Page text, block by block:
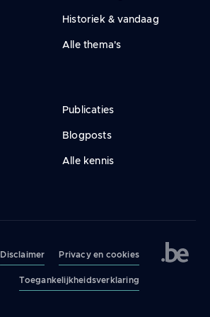
Historiek & vandaag
Alle thema's
Publicaties
Blogposts
Alle kennis
Disclaimer Privacy en cookies
Toegankelijkheidsverklaring